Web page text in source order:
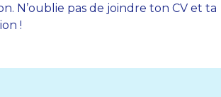
N’oublie pas de joindre ton CV et ta
!